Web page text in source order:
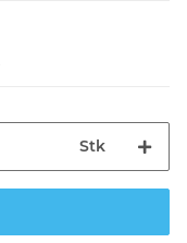
Stk